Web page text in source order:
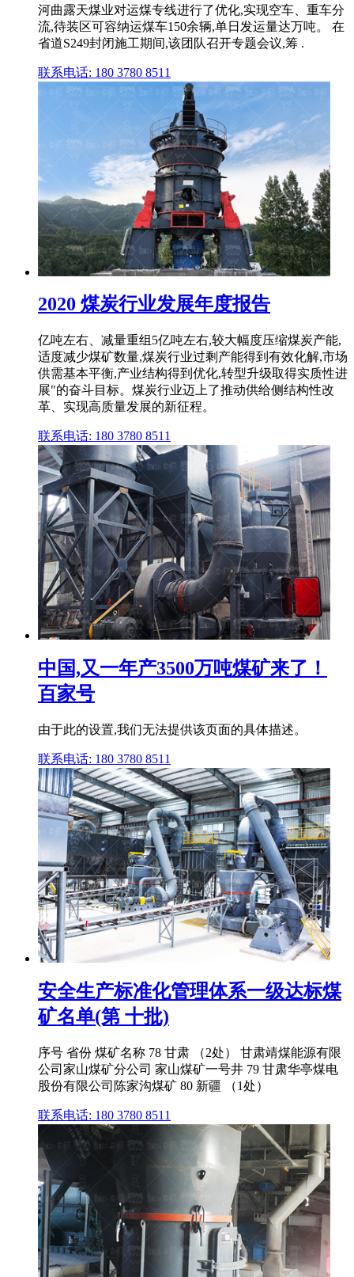
河曲露天煤业对运煤专线进行了优化,实现空车、重车分
流,待装区可容纳运煤车150余辆,单日发运量达万吨。 在
省道S249封闭施工期间,该团队召开专题会议,筹 .
联系电话: 180 3780 8511
2020 煤炭行业发展年度报告
亿吨左右、减量重组5亿吨左右,较大幅度压缩煤炭产能,
适度减少煤矿数量,煤炭行业过剩产能得到有效化解,市场
供需基本平衡,产业结构得到优化,转型升级取得实质性进
展"的奋斗目标。煤炭行业迈上了推动供给侧结构性改
革、实现高质量发展的新征程。
联系电话: 180 3780 8511
中国,又一年产3500万吨煤矿来了！
百家号
由于此的设置,我们无法提供该页面的具体描述。
联系电话: 180 3780 8511
安全生产标准化管理体系一级达标煤
矿名单(第 十批)
序号 省份 煤矿名称 78 甘肃 （2处） 甘肃靖煤能源有限
公司家山煤矿分公司 家山煤矿一号井 79 甘肃华亭煤电
股份有限公司陈家沟煤矿 80 新疆 （1处）
联系电话: 180 3780 8511